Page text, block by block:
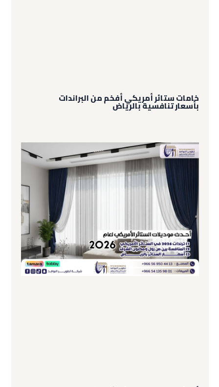
خامات ستائر أمريكي أفخم من البراندات
بأسعار تنافسية بالرياض